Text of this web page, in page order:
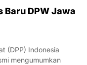
Baru DPW Jawa
(DPP) Indonesia
mengumumkan